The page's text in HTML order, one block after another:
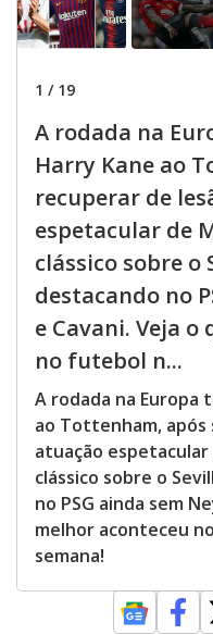
1 / 19
A rodada na
Harry Kane ao
recuperar de
espetacular de
clássico sobre o
destacando no
e Cavani. Veja
no futebol n...
A rodada na Europa
ao Tottenham, após
atuação
clássico sobre o
no PSG ainda sem
melhor aconteceu
semana!